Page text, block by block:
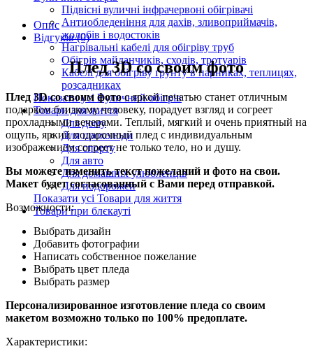
Підвісні вуличні інфрачервоні обігрівачі
Антиобледеніння для дахів, зливоприймачів,
жолобів і водостоків
Нагрівальні кабелі для обігріву труб
Обігрів майданчиків, сходів, тротуарів
Кабелі для обігріву ґрунту в парниках, теплицях,
розсадниках
Показати усі Вуличний обігрів
Товари для життя
Для дому
Для прохолоди
Для спорту
Для авто
Для домашніх улюбленців
Для подорожей
Показати усі Товари для життя
Товари при блєкауті
Опис
Відгуків (0)
Плед 3D со своим фото
Плед 3D со своим фотос яркой печатью станет отличным
подарком близкому человеку, порадует взгляд и согреет
прохладными вечерами. Теплый, мягкий и очень приятный на
ощупь, яркий подарочный плед с индивидуальным
изображением согреет не только тело, но и душу.
Вы можете изменить текст пожеланий и фото на свои.
Макет будет согласованный с Вами перед отправкой.
Возможности:
Выбрать дизайн
Добавить фотографии
Написать собственное пожелание
Выбрать цвет пледа
Выбрать размер
Персонализированное изготовление пледа со своим
макетом возможно только по 100% предоплате.
Характеристики: